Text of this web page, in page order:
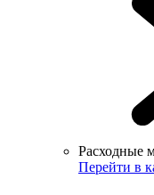
Расходные
Перейти в